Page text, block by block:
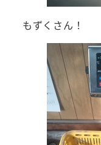
もずくさん！